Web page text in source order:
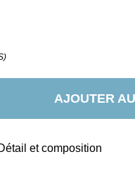
AJOUTER
et composition